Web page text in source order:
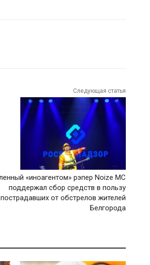
Следующая статья
«иноагентом» рэпер Noize MC
поддержал сбор средств в пользу
пострадавших от обстрелов жителей
Белгорода